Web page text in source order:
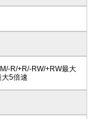
R/+R/-RW/+RW最大
5倍速